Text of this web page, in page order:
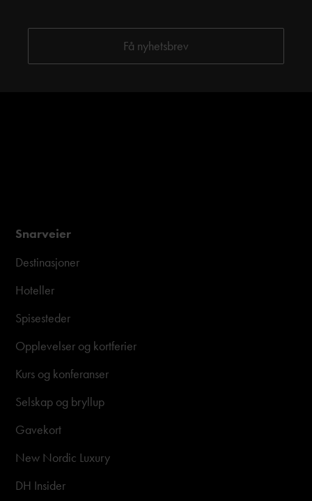
Snarveier
Destinasjoner
Hoteller
Spisesteder
Opplevelser og kortferier
Kurs og konferanser
Selskap og bryllup
Gavekort
New Nordic Luxury
DH Insider